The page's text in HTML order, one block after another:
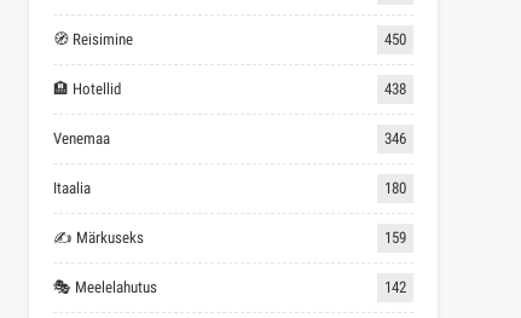
🧭 Reisimine 450
🏨 Hotellid 438
Venemaa 346
Itaalia 180
✍ Märkuseks 159
🎭 Meelelahutus 142